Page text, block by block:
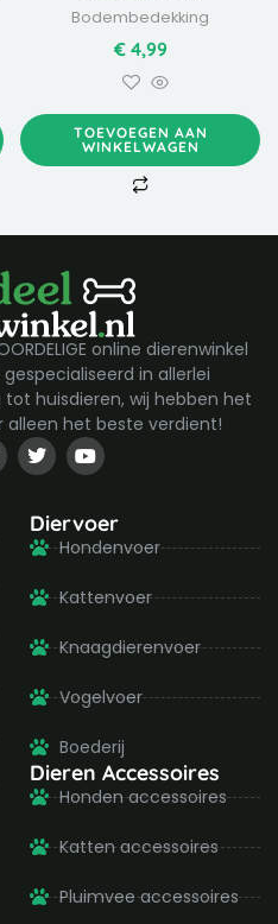
Bodembedekking
€4,99
TOEVOEGEN AAN
WINKELWAGEN
online dierenwinkel
in allerlei
huisdieren, wij hebben het
alleen het beste verdient!
T
w
i
t
e
r
Y
o
u
u
b
e
Diervoer
Hondenvoer
Kattenvoer
Knaagdierenvoer
Vogelvoer
Boederij
Dieren Accessoires
Honden accessoires
Katten accessoires
Pluimvee accessoires